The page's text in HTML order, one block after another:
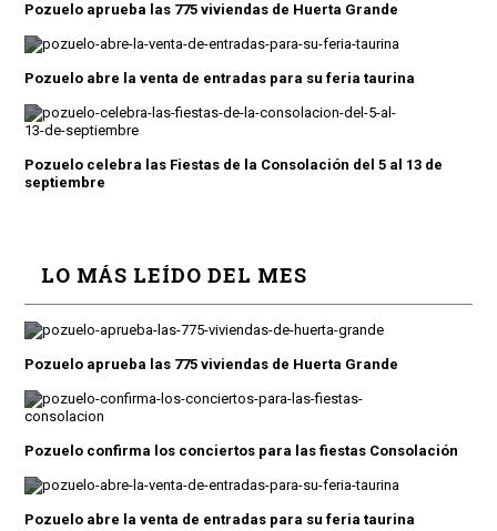
Pozuelo aprueba las 775 viviendas de Huerta Grande
Pozuelo abre la venta de entradas para su feria taurina
Pozuelo celebra las Fiestas de la Consolación del 5 al 13 de
septiembre
LO MÁS LEÍDO DEL MES
Pozuelo aprueba las 775 viviendas de Huerta Grande
Pozuelo confirma los conciertos para las fiestas Consolación
Pozuelo abre la venta de entradas para su feria taurina